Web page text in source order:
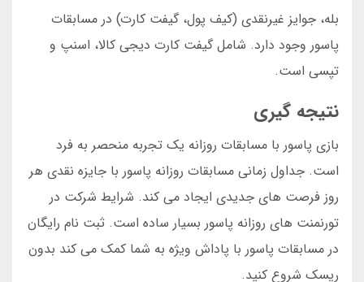
بله، جوایز غیرنقدی (کیف پول، گیفت کارت) در مسابقات
پاسور وجود دارد. شامل گیفت کارت دیجی کالا، اسنپ و
تپسی است.
نتیجه گیری
بازی پاسور با مسابقات روزانه یک تجربه منحصر به فرد
است. جداول زمانی مسابقات روزانه پاسور با جایزه نقدی هر
روز فرصت های جدیدی ایجاد می کند. شرایط شرکت در
تورنمنت های روزانه پاسور بسیار ساده است. ثبت نام رایگان
در مسابقات پاسور با پاداش ویژه به شما کمک می کند بدون
ریسک شروع کنید.